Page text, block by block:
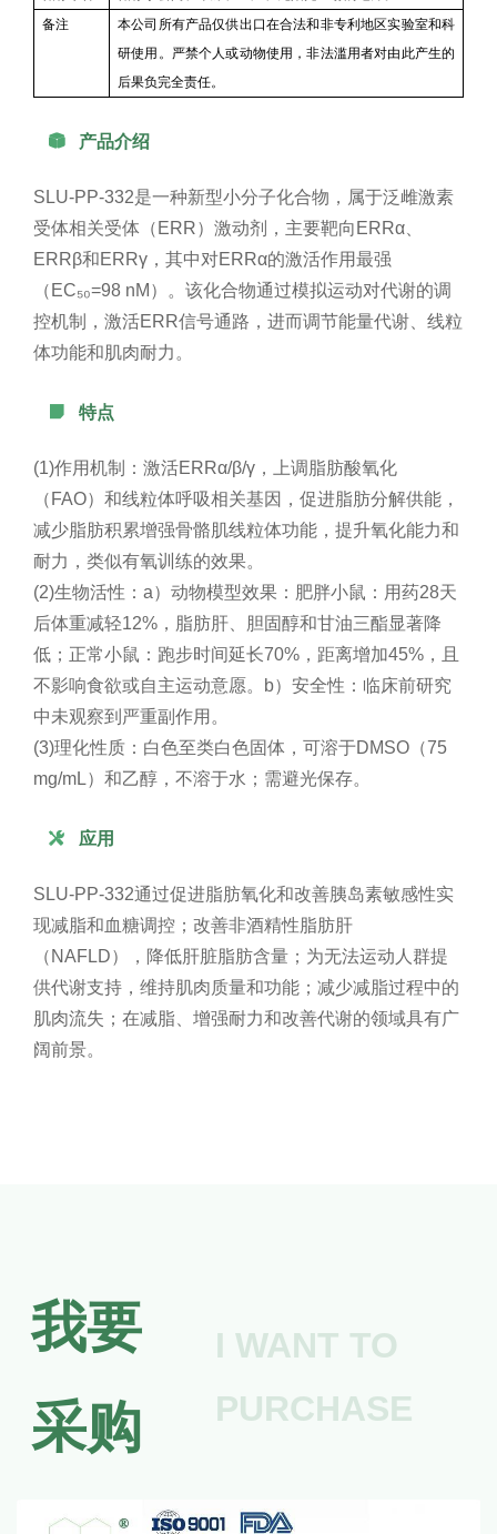
备注
本公司所有产品仅供出口在合法和非专利地区实验室和科
研使用。严禁个人或动物使用，非法滥用者对由此产生的
后果负完全责任。
 产品介绍
SLU-PP-332是一种新型小分子化合物，属于泛雌激素
受体相关受体（ERR）激动剂，主要靶向ERRα、
ERRβ和ERRγ，其中对ERRα的激活作用最强
（EC₅₀=98 nM）。该化合物通过模拟运动对代谢的调
控机制，激活ERR信号通路，进而调节能量代谢、线粒
体功能和肌肉耐力。
 特点
(1)作用机制：激活ERRα/β/γ，上调脂肪酸氧化
（FAO）和线粒体呼吸相关基因，促进脂肪分解供能，
减少脂肪积累增强骨骼肌线粒体功能，提升氧化能力和
耐力，类似有氧训练的效果。
(2)生物活性：a）动物模型效果：肥胖小鼠：用药28天
后体重减轻12%，脂肪肝、胆固醇和甘油三酯显著降
低；正常小鼠：跑步时间延长70%，距离增加45%，且
不影响食欲或自主运动意愿。b）安全性：临床前研究
中未观察到严重副作用。
(3)理化性质：白色至类白色固体，可溶于DMSO（75
mg/mL）和乙醇，不溶于水；需避光保存。
 应用
SLU-PP-332通过促进脂肪氧化和改善胰岛素敏感性实
现减脂和血糖调控；改善非酒精性脂肪肝
（NAFLD），降低肝脏脂肪含量；为无法运动人群提
供代谢支持，维持肌肉质量和功能；减少减脂过程中的
肌肉流失；在减脂、增强耐力和改善代谢的领域具有广
阔前景。
我要
采购
I WANT TO
PURCHASE